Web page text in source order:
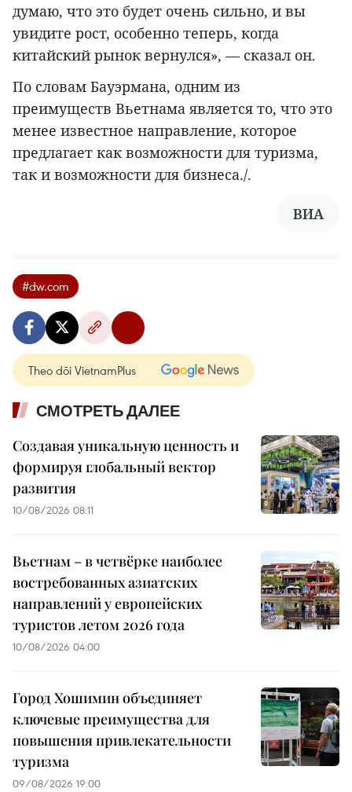
думаю, что это будет очень сильно, и вы
увидите рост, особенно теперь, когда
китайский рынок вернулся», — сказал он.
По словам Бауэрмана, одним из
преимуществ Вьетнама является то, что это
менее известное направление, которое
предлагает как возможности для туризма,
так и возможности для бизнеса./.
ВИА
#dw.com
Theo dõi VietnamPlus
СМОТРЕТЬ ДАЛЕЕ
Создавая уникальную ценность и
формируя глобальный вектор
развития
10/08/2026 08:11
Вьетнам – в четвёрке наиболее
востребованных азиатских
направлений у европейских
туристов летом 2026 года
10/08/2026 04:00
Город Хошимин объединяет
ключевые преимущества для
повышения привлекательности
туризма
09/08/2026 19:00